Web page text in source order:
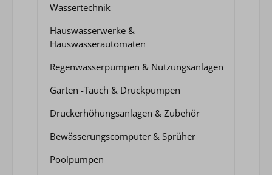
Wassertechnik
Hauswasserwerke &
Hauswasserautomaten
Regenwasserpumpen & Nutzungsanlagen
Garten -Tauch & Druckpumpen
Druckerhöhungsanlagen & Zubehör
Bewässerungscomputer & Sprüher
Poolpumpen